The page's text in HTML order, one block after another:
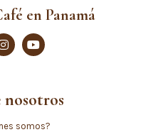
en Panamá
nosotros
somos?